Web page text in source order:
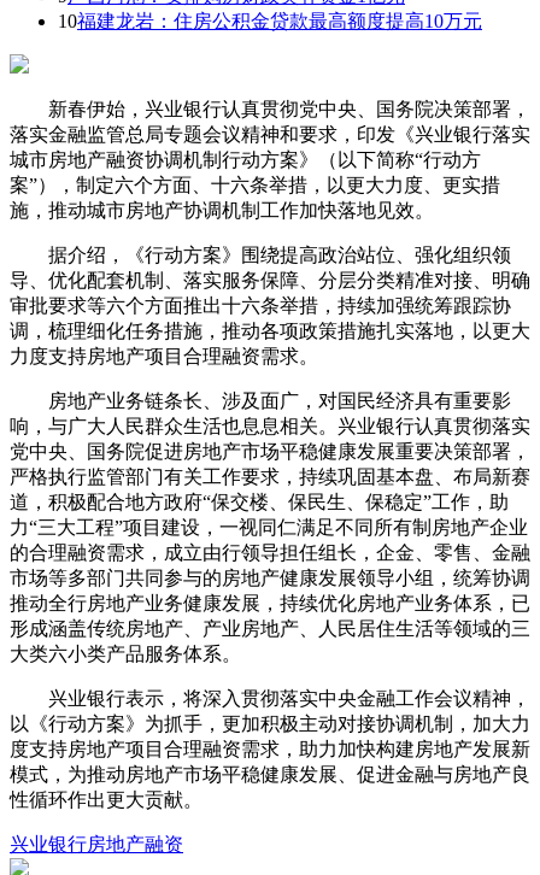
10福建龙岩：住房公积金贷款最高额度提高10万元
新春伊始，兴业银行认真贯彻党中央、国务院决策部署，
落实金融监管总局专题会议精神和要求，印发《兴业银行落实
城市房地产融资协调机制行动方案》（以下简称“行动方
案”），制定六个方面、十六条举措，以更大力度、更实措
施，推动城市房地产协调机制工作加快落地见效。
据介绍，《行动方案》围绕提高政治站位、强化组织领
导、优化配套机制、落实服务保障、分层分类精准对接、明确
审批要求等六个方面推出十六条举措，持续加强统筹跟踪协
调，梳理细化任务措施，推动各项政策措施扎实落地，以更大
力度支持房地产项目合理融资需求。
房地产业务链条长、涉及面广，对国民经济具有重要影
响，与广大人民群众生活也息息相关。兴业银行认真贯彻落实
党中央、国务院促进房地产市场平稳健康发展重要决策部署，
严格执行监管部门有关工作要求，持续巩固基本盘、布局新赛
道，积极配合地方政府“保交楼、保民生、保稳定”工作，助
力“三大工程”项目建设，一视同仁满足不同所有制房地产企业
的合理融资需求，成立由行领导担任组长，企金、零售、金融
市场等多部门共同参与的房地产健康发展领导小组，统筹协调
推动全行房地产业务健康发展，持续优化房地产业务体系，已
形成涵盖传统房地产、产业房地产、人民居住生活等领域的三
大类六小类产品服务体系。
兴业银行表示，将深入贯彻落实中央金融工作会议精神，
以《行动方案》为抓手，更加积极主动对接协调机制，加大力
度支持房地产项目合理融资需求，助力加快构建房地产发展新
模式，为推动房地产市场平稳健康发展、促进金融与房地产良
性循环作出更大贡献。
兴业银行房地产融资